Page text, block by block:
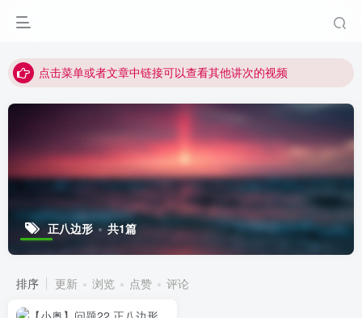
点击菜单或者文章中链接可以查看其他讲次的视频
最近网站被攻击导致速度非常慢，目前已恢复正常
视频无法观看的微信发消息给邱老师重置即可
正八边形 共1篇
排序 更新 浏览 点赞 评论